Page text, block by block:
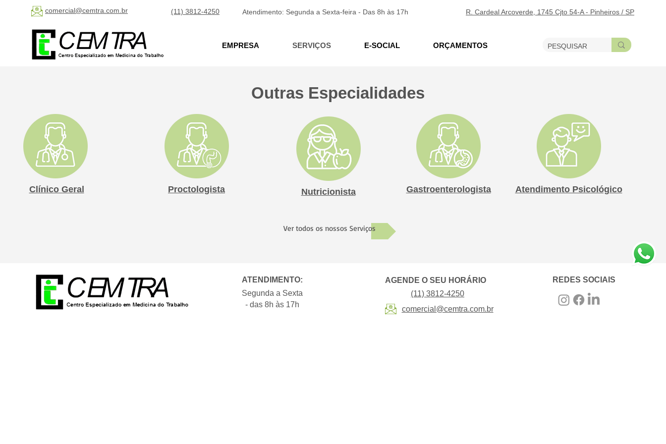
R. Cardeal Arcoverde, 1745 Cjto 54-A - Pinheiros / SP
Atendimento: Segunda a Sexta-feira - Das 8h às 17h
(11) 3812-4250
comercial@cemtra.com.br
EMPRESA SERVIÇOS E-SOCIAL ORÇAMENTOS
Outras Especialidades
Clínico Geral Proctologista Gastroenterologista Atendimento Psicológico
Nutricionista
Ver todos os nossos Serviços
ATENDIMENTO:
Segunda a Sexta
- das 8h às 17h
AGENDE O SEU HORÁRIO
(11) 3812-4250
comercial@cemtra.com.br
REDES SOCIAIS